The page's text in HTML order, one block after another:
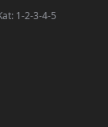
1-2-3-4-5